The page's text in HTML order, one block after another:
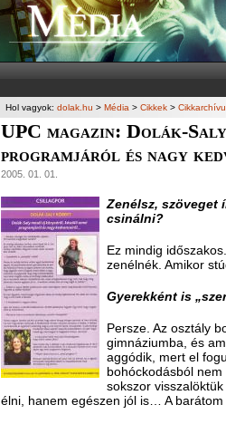
Hol vagyok: dolak.hu > Média > Cikkek>
UPC magazin: Dolák-
programjáról és nagy
2005. 01. 01.
Zenélsz, szöveget
csinálni?
Ez mindig
zenélnék. Amikor
Gyerekként is
Persze. Az osztály
gimnáziumba, és
aggódik, mert el
bohóckodásból
sokszor
élni, hanem egészen jól is… A barátom